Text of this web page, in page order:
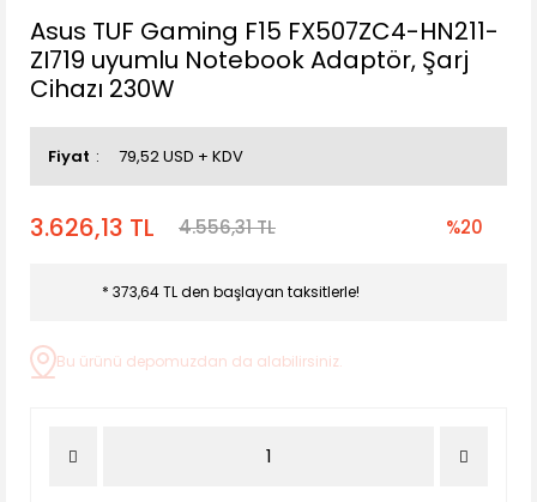
Asus TUF Gaming F15 FX507ZC4-HN211-
ZI719 uyumlu Notebook Adaptör, Şarj
Cihazı 230W
Fiyat 79,52 USD + KDV
3.626,13 TL 4.556,31 TL %20
* 373,64 TL den başlayan taksitlerle!
Bu ürünü depomuzdan da alabilirsiniz.